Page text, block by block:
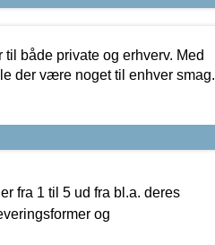
både private og erhverv. Med
der være noget til enhver smag.
fra 1 til 5 ud fra bl.a. deres
og